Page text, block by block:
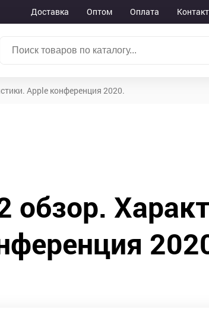
Доставка Оптом Оплата
Apple конференция 2020.
обзор.